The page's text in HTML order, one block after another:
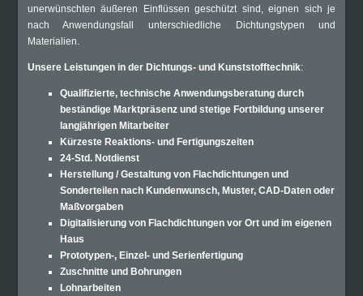
unerwünschten äußeren Einflüssen geschützt sind, eignen sich je
nach Anwendungsfall unterschiedliche Dichtungstypen und
Materialien.
Unsere Leistungen in der Dichtungs- und Kunststofftechnik:
Qualifizierte, technische Anwendungsberatung durch
beständige Marktpräsenz und stetige Fortbildung unserer
langjährigen Mitarbeiter
Kürzeste Reaktions- und Fertigungszeiten
24-Std. Notdienst
Herstellung / Gestaltung von Flachdichtungen und
Sonderteilen nach Kundenwunsch, Muster, CAD-Daten oder
Maßvorgaben
Digitalisierung von Flachdichtungen vor Ort und im eigenen
Haus
Prototypen-, Einzel- und Serienfertigung
Zuschnitte und Bohrungen
Lohnarbeiten